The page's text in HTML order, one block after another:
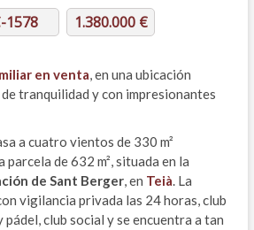
1578 1.380.000 €
en venta, en una ubicación
tranquilidad y con impresionantes
a cuatro vientos de 330 m²
de 632 m², situada en la
de Sant Berger, en Teià. La
vigilancia privada las 24 horas, club
pádel, club social y se encuentra a tan